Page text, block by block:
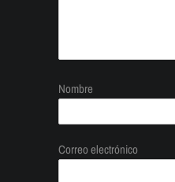
Nombre
Correo electrónico